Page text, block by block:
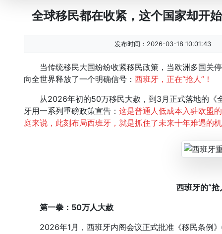
全球移民都在收紧，这个国家却开
发布时间：2026-03-18 10:01:43
当传统移民大国纷纷收紧移民政策，当欧洲多国关
向全世界释放了一个明确信号： 西班牙，正在“抢人”！
从2026年初的50万移民大赦，到3月正式落地的《
牙用一系列重磅政策宣告： 这是普通人低成本入驻欧盟
庭来说，此刻布局西班牙，就是抓住了未来十年难遇的
西班牙的“抢
第一拳：50万人大赦
2026年1月，西班牙内阁会议正式批准《移民条例